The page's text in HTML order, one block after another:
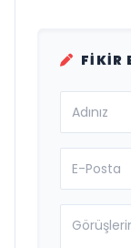
FIKIR